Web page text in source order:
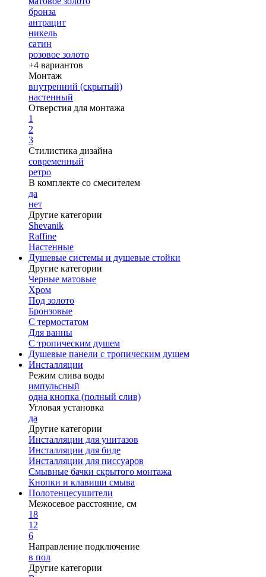
бронза
антрацит
никель
сатин
розовое золото
+4 вариантов
Монтаж
внутренний (скрытый)
настенный
Отверстия для монтажа
1
2
3
Стилистика дизайна
современный
ретро
В комплекте со смесителем
да
нет
Другие категории
Shevanik
Raffine
Настенные
Душевые системы и душевые стойки
Другие категории
Черные матовые
Хром
Под золото
Бронзовые
С термостатом
Для ванны
С тропическим душем
Душевые панели с тропическим душем
Инсталляции
Режим слива воды
импульсный
одна кнопка (полный слив)
Угловая установка
да
Другие категории
Инсталляции для унитазов
Инсталляции для биде
Инсталляции для писсуаров
Смывные бачки скрытого монтажа
Кнопки и клавиши смыва
Полотенцесушители
Межосевое расстояние, см
18
12
6
Направление подключение
в пол
Другие категории